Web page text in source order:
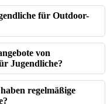
für Outdoor-
von
Jugendliche?
regelmäßige